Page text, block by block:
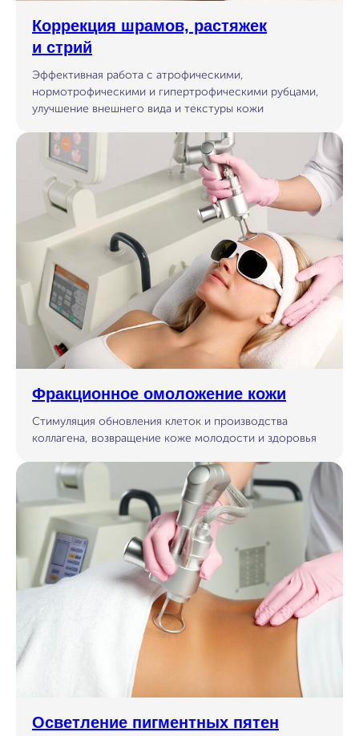
Коррекция шрамов, растяжек
и стрий
Эффективная работа с атрофическими,
нормотрофическими и гипертрофическими рубцами,
улучшение внешнего вида и текстуры кожи
Фракционное омоложение кожи
Стимуляция обновления клеток и производства
коллагена, возвращение коже молодости и здоровья
Осветление пигментных пятен